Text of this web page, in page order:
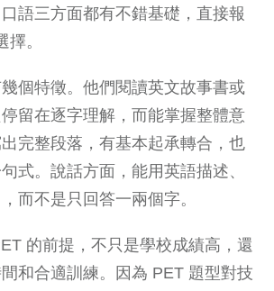
語三方面都有不錯基礎，直接報
。
個特徵。他們閱讀英文故事書或
留在逐字理解，而能掌握整體意
完整段落，有基本起承轉合，也
式。說話方面，能用英語描述、
而不是只回答一兩個字。
的前提，不只是學校成績高，還
和合適訓練。因為 PET 題型對技